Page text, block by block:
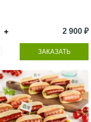
+ 2 900 ₽
ЗАКАЗАТЬ